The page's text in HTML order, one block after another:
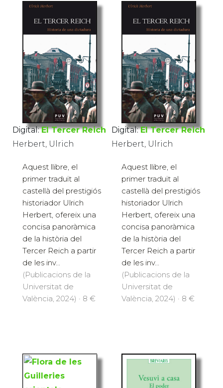
Digital: El Tercer Reich
Herbert, Ulrich
Aquest llibre, el
primer traduït al
castellà del prestigiós
historiador Ulrich
Herbert, ofereix una
concisa panoràmica
de la història del
Tercer Reich a partir
de les inv...
(Publicacions de la
Universitat de
València, 2024) · 8 €
Digital: El Tercer Reich
Herbert, Ulrich
Aquest llibre, el
primer traduït al
castellà del prestigiós
historiador Ulrich
Herbert, ofereix una
concisa panoràmica
de la història del
Tercer Reich a partir
de les inv...
(Publicacions de la
Universitat de
València, 2024) · 8 €